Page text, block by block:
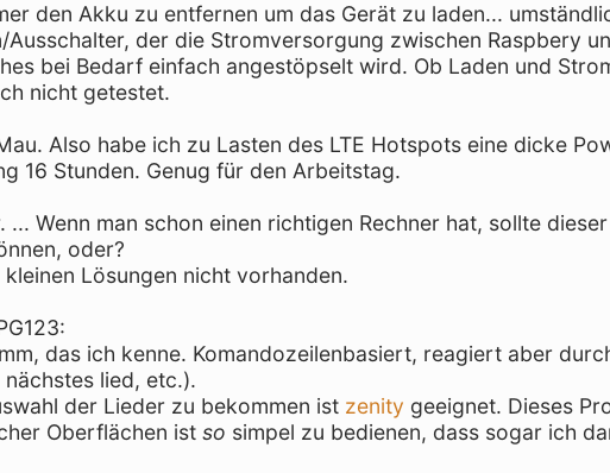
den Akku zu entfernen um das Gerät zu laden...
Ausschalter, der die Stromversorgung zwischen Raspbery
bei Bedarf einfach angestöpselt wird. Ob Laden und
nicht getestet.
Also habe ich zu Lasten des LTE Hotspots eine dicke
16 Stunden. Genug für den Arbeitstag.
Wenn man schon einen richtigen Rechner hat, sollte
oder?
Lösungen nicht vorhanden.
das ich kenne. Komandozeilenbasiert, reagiert aber
lied, etc.).
der Lieder zu bekommen ist zenity geeignet. Dieses
Oberflächen istso simpel zu bedienen, dass sogar ich